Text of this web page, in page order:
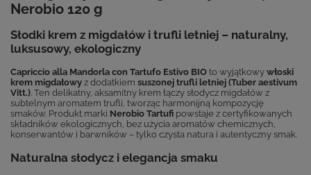
Nerobio 120 g
Słodki krem z migdałów i trufli letniej – naturalny,
luksusowy, ekologiczny
Capriccio alla Mandorla con Tartufo Estivo BIO to wyjątkowy włoski
krem migdałowy z dodatkiem suszonej trufli letniej (Tuber aestivum
Vitt.). Ten delikatny, aksamitny krem łączy słodycz migdałów z
subtelnym aromatem trufli, tworząc harmonijną kompozycję
smaków. Produkt marki Nerobio Tartufi powstaje z certyfikowanych
składników ekologicznych, bez użycia aromatów chemicznych,
konserwantów i barwników – tylko czysta natura i autentyczny smak.
Naturalna słodycz i elegancja smaku